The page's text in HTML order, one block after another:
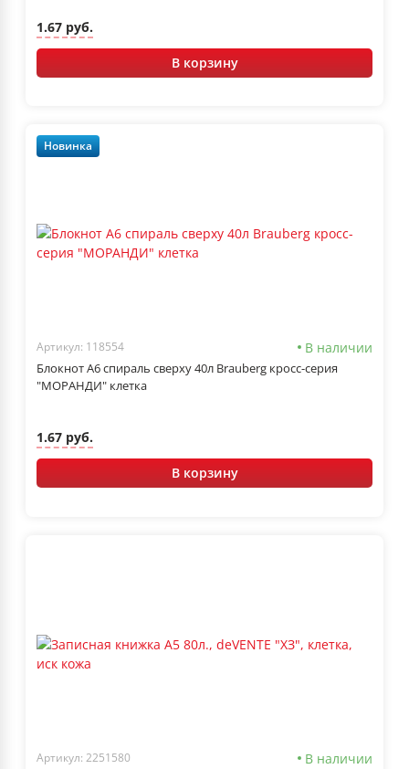
1.67 руб.
В корзину
Новинка
Артикул: 118554 В наличии
Блокнот А6 спираль сверху 40л Brauberg кросс-серия
"МОРАНДИ" клетка
1.67 руб.
В корзину
Артикул: 2251580 В наличии